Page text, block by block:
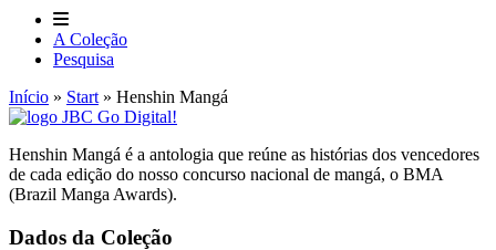
A Coleção
Pesquisa
Início » Start » Henshin Mangá
Henshin Mangá é a antologia que reúne as histórias dos vencedores
de cada edição do nosso concurso nacional de mangá, o BMA
(Brazil Manga Awards).
Dados da Coleção